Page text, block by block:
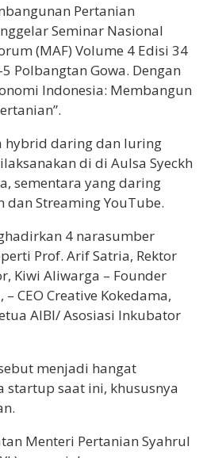
Pertanian
Seminar Nasional
(MAF) Volume 4 Edisi 34
Polbangtan Gowa. Dengan
Indonesia: Membangun
hybrid daring dan luring
di di Aulsa Syeckh
sementara yang daring
Streaming YouTube.
4 narasumber
Prof. Arif Satria, Rektor
Kiwi Aliwarga – Founder
CEO Creative Kokedama,
AIBI/ Asosiasi Inkubator
menjadi hangat
startup saat ini, khususnya
Menteri Pertanian Syahrul